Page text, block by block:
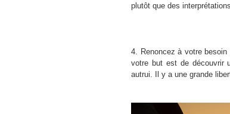
plutôt que des
4. Renoncez à votre besoin
votre but est de découvrir
autrui. Il y a une grande